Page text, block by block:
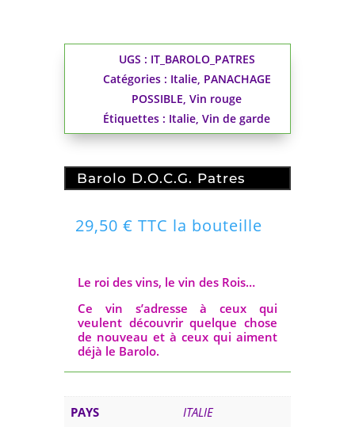
UGS : IT_BAROLO_PATRES
Catégories : Italie, PANACHAGE
POSSIBLE,Vin rouge
Étiquettes : Italie,Vin de garde
Barolo D.O.C.G. Patres
29,50 € TTC la bouteille
Le roi des vins, le vin des Rois…
Ce vin s’adresse à ceux qui
veulent découvrir quelque chose
de nouveau et à ceux qui aiment
déjà le Barolo.
PAYS ITALIE